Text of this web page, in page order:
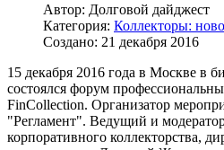
Автор: Долговой дайджест
Категория: Коллекторы:
Создано: 21 декабря 2016
15 декабря 2016 года в Москве в
состоялся форум
FinCollection. Организатор
"Регламент". Ведущий и
корпоративного коллекторства,